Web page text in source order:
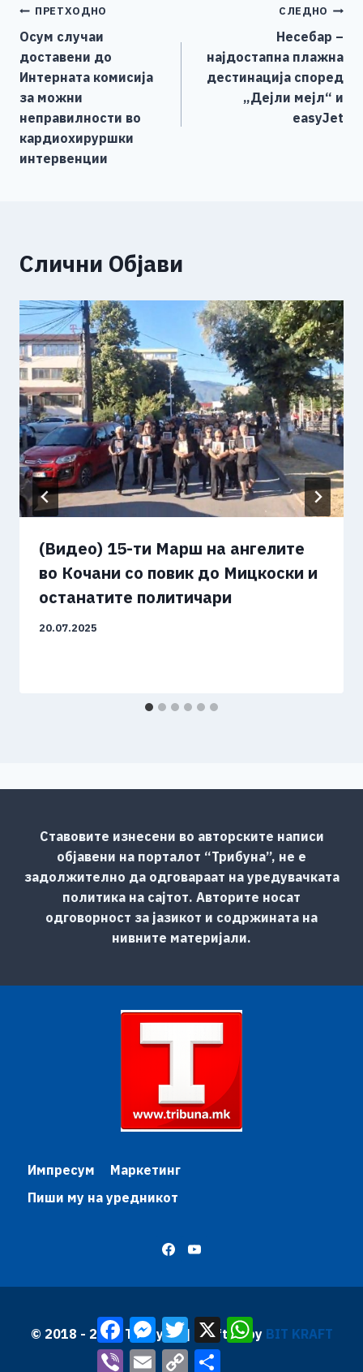
b
o
o
k
n
g
er
Li
n
k
Навигација
на
напис
ПРЕТХОДНО
Осум случаи
доставени до
Интерната комисија
за можни
неправилности во
кардиохируршки
интервенции
СЛЕДНО
Несебар –
најдостапна плажна
дестинација според
„Дејли мејл“ и
easyJet
Слични Објави
(Видео) 15-ти Марш на ангелите
во Кочани со повик до Мицкоски и
останатите политичари
20.07.2025
Ставовите изнесени во авторските написи
објавени на порталот “Трибуна”, не е
задолжително да одговараат на уредувачката
политика на сајтот. Авторите носат
одговорност за јазикот и содржината на
нивните материјали.
Импресум
Маркетинг
Пиши му на уредникот
© 2018 - 2026 Трибуна | Krafted by BIT KRAFT
FacebookMessenger
TwitterX
Viber
Email Copy
Link